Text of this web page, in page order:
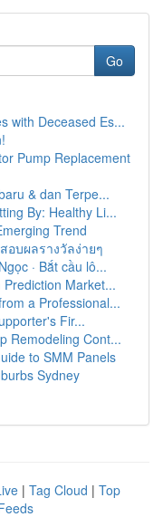
Go
with Deceased Es...
Pump Replacement
& dan Terpe...
By: Healthy Li...
Trend
อบผลรางวัลง่ายๆ
· Bắt cầu lô...
Market...
a Professional...
Fir...
Remodeling Cont...
to SMM Panels
Sydney
| Tag Cloud | Top